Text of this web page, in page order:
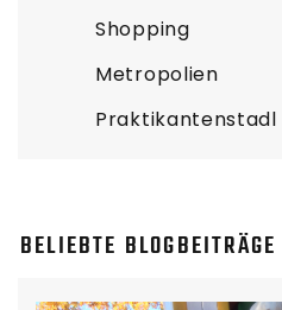
Shopping
Metropolien
Praktikantenstadl
BELIEBTE BLOGBEITRÄGE